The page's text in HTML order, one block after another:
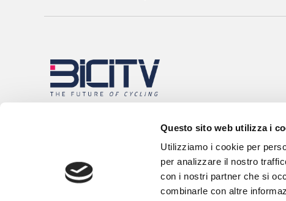
Questo sito web utilizza i
Utilizziamo i cookie per
per analizzare il nostro
con i nostri partner che si
combinarle con altre